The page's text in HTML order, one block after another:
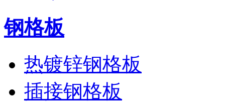
钢格板
热镀锌钢格板
插接钢格板